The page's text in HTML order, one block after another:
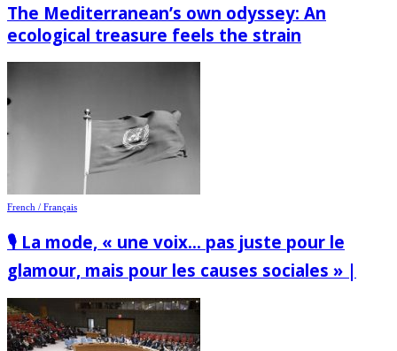
The Mediterranean’s own odyssey: An
ecological treasure feels the strain
French / Français
🎙️ La mode, « une voix… pas juste pour le
glamour, mais pour les causes sociales » |